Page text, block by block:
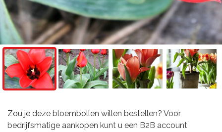
Zou je deze bloembollen willen bestellen? Voor
bedrijfsmatige aankopen kunt u een B2B account